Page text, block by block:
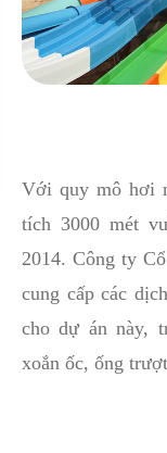
Với quy mô hơi
tích 3000 mét
2014. Công ty
cung cấp các
cho dự án này,
xoắn ốc, ống